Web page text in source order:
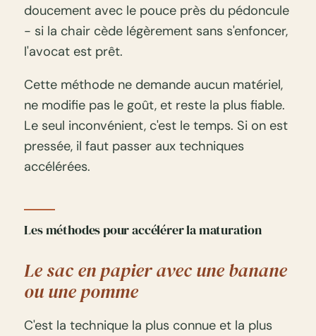
doucement avec le pouce près du pédoncule
- si la chair cède légèrement sans s'enfoncer,
l'avocat est prêt.
Cette méthode ne demande aucun matériel,
ne modifie pas le goût, et reste la plus fiable.
Le seul inconvénient, c'est le temps. Si on est
pressée, il faut passer aux techniques
accélérées.
Les méthodes pour accélérer la maturation
Le sac en papier avec une banane
ou une pomme
C'est la technique la plus connue et la plus